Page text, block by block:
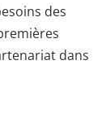
des
dans